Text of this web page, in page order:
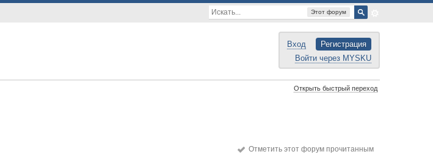
Этот форум
Вход
Регистрация
Войти через MYSKU
Открыть быстрый переход
Отметить этот форум прочитанным